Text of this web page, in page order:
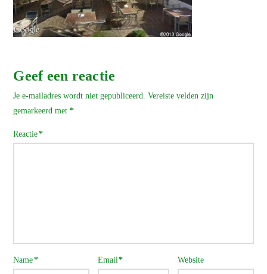
Geef een reactie
Je e-mailadres wordt niet gepubliceerd. Vereiste velden zijn
gemarkeerd met*
Reactie*
Name* Email* Website